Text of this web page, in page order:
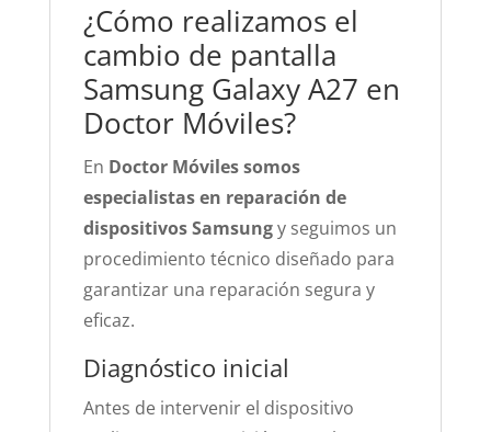
¿Cómo realizamos el
cambio de pantalla
Samsung Galaxy A27 en
Doctor Móviles?
En Doctor Móviles somos
especialistas en reparación de
dispositivos Samsungy seguimos un
procedimiento técnico diseñado para
garantizar una reparación segura y
eficaz.
Diagnóstico inicial
Antes de intervenir el dispositivo